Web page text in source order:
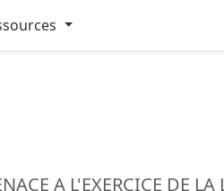
A L'EXERCICE DE